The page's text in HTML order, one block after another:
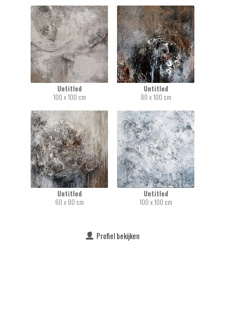
Untitled
100 x 100 cm
Untitled
80 x 100 cm
Untitled
60 x 80 cm
Untitled
100 x 100 cm
Profiel bekijken